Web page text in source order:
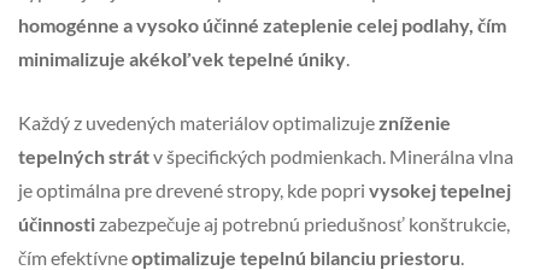
homogénne a vysoko účinné zateplenie celej podlahy, čím
minimalizuje akékoľvek tepelné úniky.
Každý z uvedených materiálov optimalizujezníženie
tepelných strátv špecifických podmienkach. Minerálna vlna
je optimálna pre drevené stropy, kde popri vysokej tepelnej
účinnostizabezpečuje aj potrebnú priedušnosť konštrukcie,
čím efektívneoptimalizuje tepelnú bilanciu priestoru.